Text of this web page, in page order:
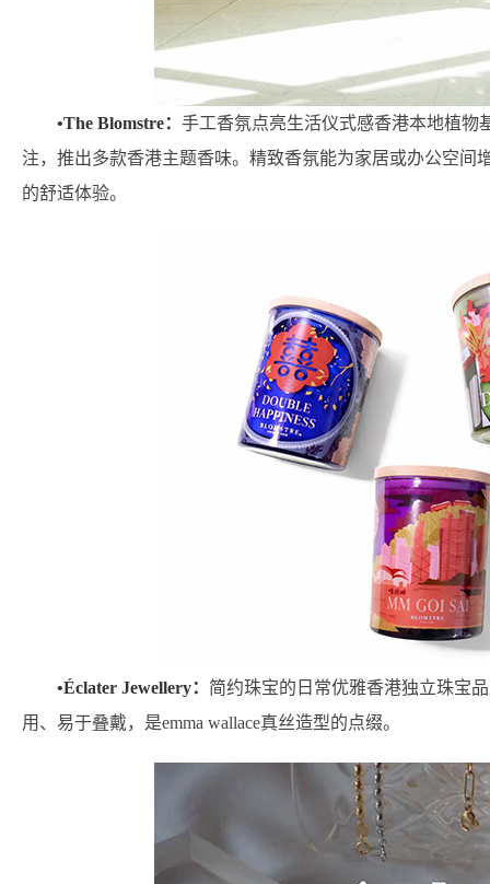
•The Blomstre： 手工香氛点亮生活仪式感香港本地植物
注，推出多款香港主题香味。精致香氛能为家居或办公空间
的舒适体验。
•Éclater Jewellery： 简约珠宝的日常优雅香港独立珠宝
用、易于叠戴，是emma wallace真丝造型的点缀。